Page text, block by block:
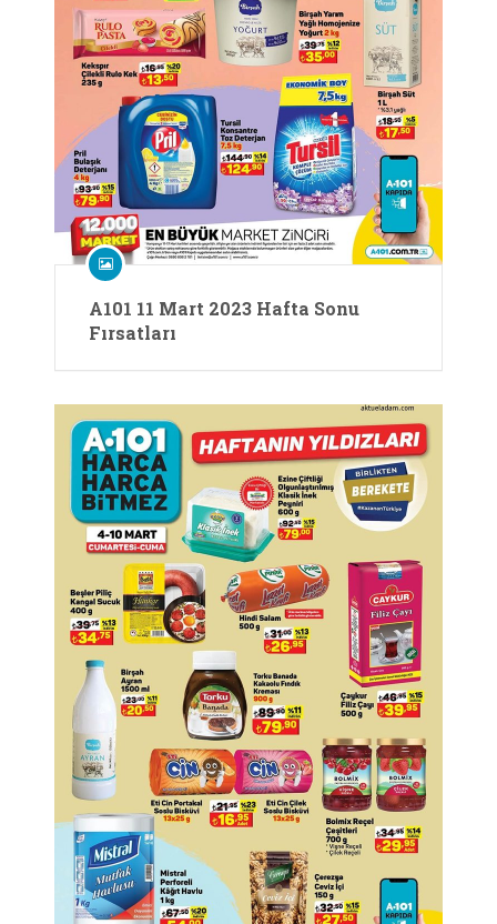
A101 11 Mart 2023 Hafta Sonu
Fırsatları